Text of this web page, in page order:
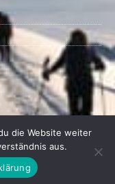
die Website weiter
aus.